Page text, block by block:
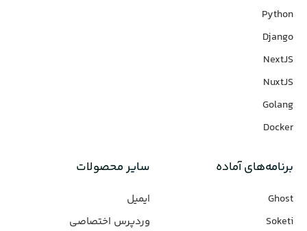
Python
Django
NextJS
NuxtJS
Golang
Docker
برنامه‌های‌ آماده
Ghost
Soketi
سایر محصولات
ایمیل
وردپرس‌ اختصاصی